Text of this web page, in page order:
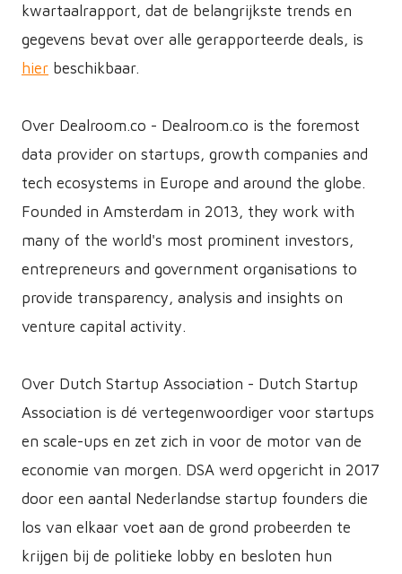
kwartaalrapport, dat de belangrijkste trends en
gegevens bevat over alle gerapporteerde deals, is
hier beschikbaar.
Over De​​alroom.co - Dealroom.co is the foremost
data provider on startups, growth companies and
tech ecosystems in Europe and around the globe.
Founded in Amsterdam in 2013, they work with
many of the world's most prominent investors,
entrepreneurs and government organisations to
provide transparency, analysis and insights on
venture capital activity.
Over Dutch Startup Association - Dutch Startup
Association is dé vertegenwoordiger voor startups
en scale-ups en zet zich in voor de motor van de
economie van morgen. DSA werd opgericht in 2017
door een aantal Nederlandse startup founders die
los van elkaar voet aan de grond probeerden te
krijgen bij de politieke lobby en besloten hun